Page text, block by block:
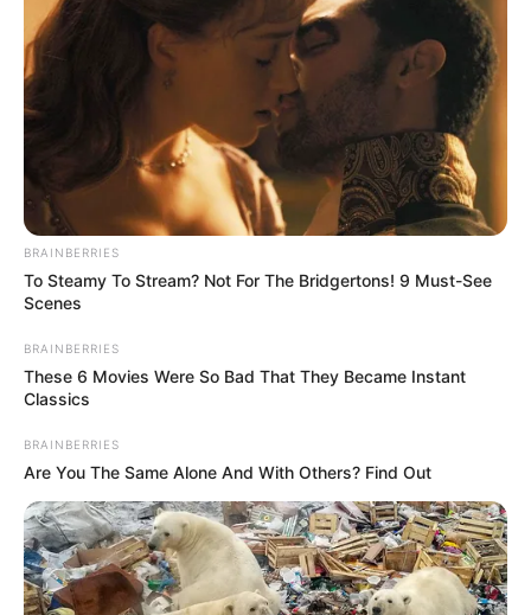
BRAINBERRIES
To Steamy To Stream? Not For The Bridgertons! 9 Must-See
Scenes
BRAINBERRIES
These 6 Movies Were So Bad That They Became Instant
Classics
BRAINBERRIES
Are You The Same Alone And With Others? Find Out